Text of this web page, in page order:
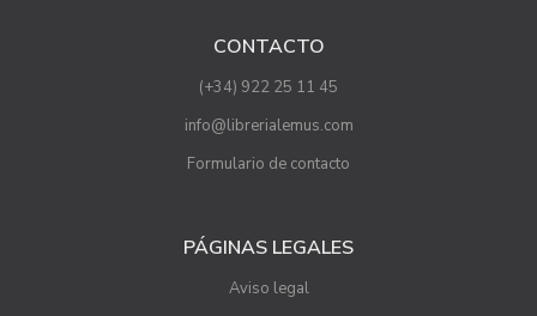
CONTACTO
(+34) 922 25 11 45
info@librerialemus.com
Formulario de contacto
PÁGINAS LEGALES
Aviso legal